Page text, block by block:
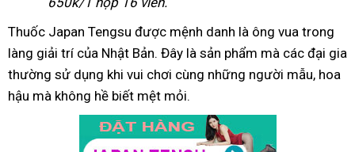
Thuốc Japan Tengsu được mệnh danh là ông vua trong
làng giải trí của Nhật Bản. Đây là sản phẩm mà các đại gia
thường sử dụng khi vui chơi cùng những người mẫu, hoa
hậu mà không hề biết mệt mỏi.